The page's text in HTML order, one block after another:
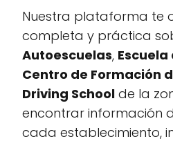
Nuestra plataforma te
completa y práctica
Autoescuelas,
Centro de Formación
Driving School de la
encontrar información
cada establecimiento,